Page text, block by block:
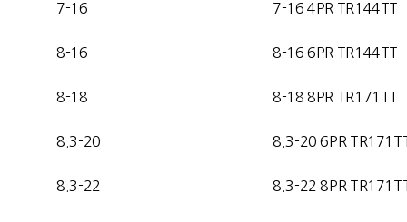
7-16 7-16 4 PR TR144TT
8-16 8-16 6 PR TR144TT
8-18 8-18 8PR TR171TT
8.3-20 8.3-20 6PR
8.3-22 8.3-22 8PR